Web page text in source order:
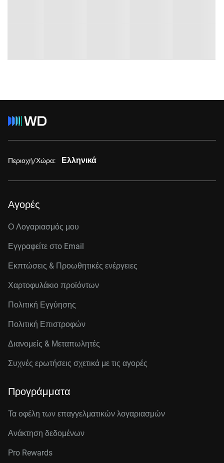
Περιοχή/Χώρα: Ελληνικά
Αγορές
Ο Λογαριασμός μου
Εγγραφείτε στo Email
Εκπτώσεις & Προωθητικές ενέργειες
Χαρτοφυλάκιο προϊόντων
Πολιτική Εγγύησης
Πολιτική Επιστροφών
Διανομείς & Μεταπωλητές
Συχνές ερωτήσεις σχετικά με τις αγορές
Προγράμματα
Τα οφέλη των επαγγελματικών λογαριασμών
Ανάκτηση δεδομένων
Pro Rewards